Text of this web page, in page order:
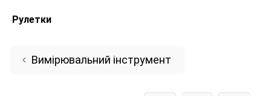
Рулетки
Вимірювальний інструмент